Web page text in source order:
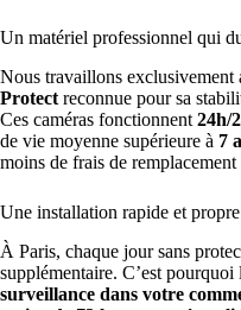
Un matériel professionnel qui
Nous travaillons exclusivement
Protect reconnue pour sa
Ces caméras fonctionnent 24h/
de vie moyenne supérieure à 7
moins de frais de
Une installation rapide et propre
À Paris, chaque jour sans
supplémentaire. C’est pourquoi
surveillance dans votre